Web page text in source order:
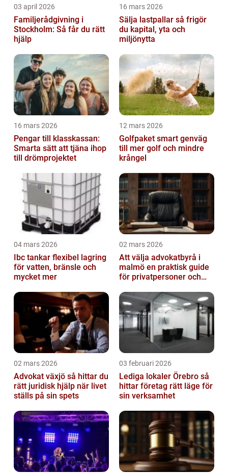
03 april 2026
Familjerådgivning i
Stockholm: Så får du rätt
hjälp
16 mars 2026
Sälja lastpallar så frigör
du kapital, yta och
miljönytta
16 mars 2026
Pengar till klasskassan:
Smarta sätt att tjäna ihop
till drömprojektet
12 mars 2026
Golfpaket smart genväg
till mer golf och mindre
krångel
04 mars 2026
Ibc tankar flexibel lagring
för vatten, bränsle och
mycket mer
02 mars 2026
Att välja advokatbyrå i
malmö en praktisk guide
för privatpersoner och
02 mars 2026
Advokat växjö så hittar du
rätt juridisk hjälp när livet
ställs på sin spets
03 februari 2026
Lediga lokaler Örebro så
hittar företag rätt läge för
sin verksamhet